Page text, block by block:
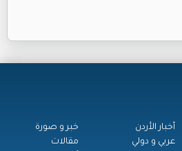
أخبار الأردن
عربي و دولي
خبر و صورة
مقالات